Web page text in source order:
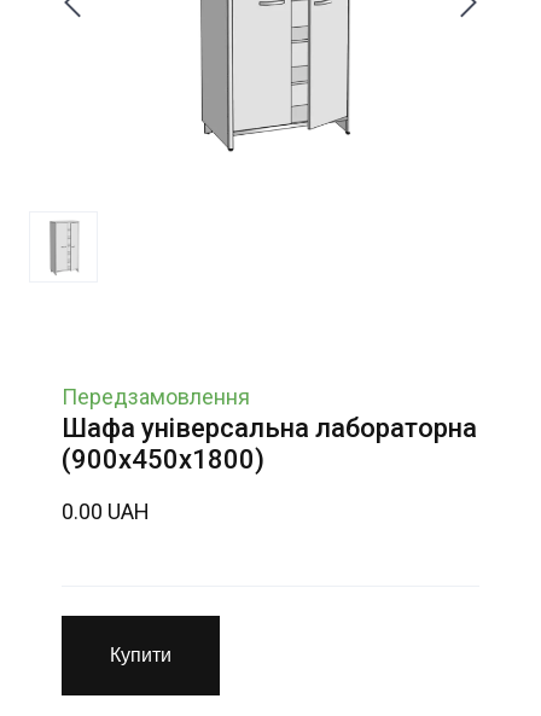
Передзамовлення
Шафа універсальна лабораторна
(900х450х1800)
0.00 UAH
Купити